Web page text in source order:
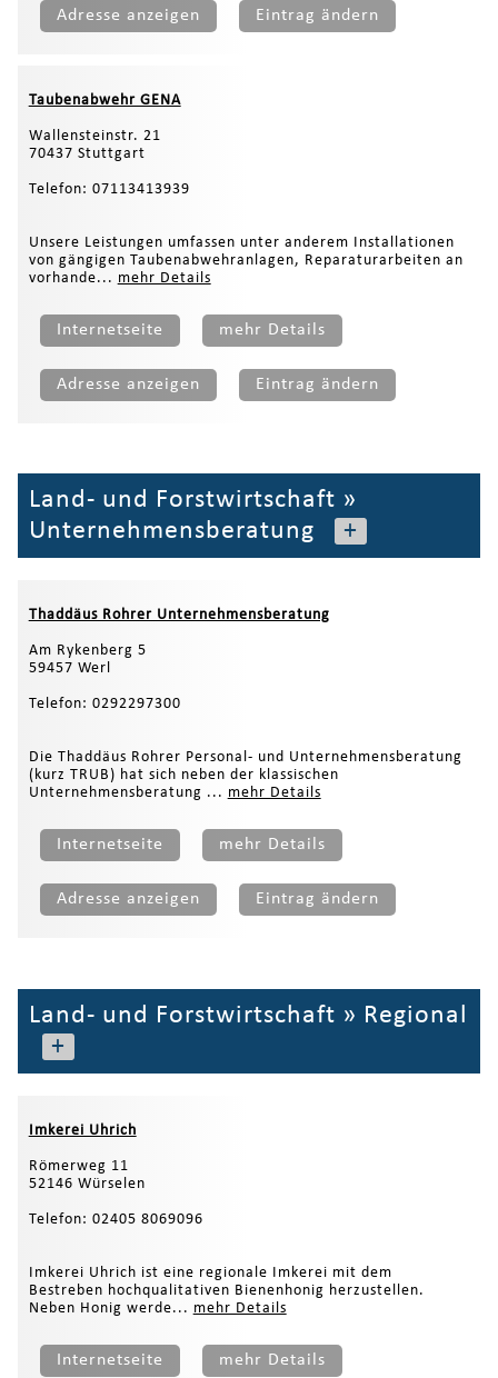
Adresse anzeigen Eintrag ändern
Taubenabwehr GENA
Wallensteinstr. 21
70437 Stuttgart
Telefon: 07113413939
Unsere Leistungen umfassen unter anderem Installationen
von gängigen Taubenabwehranlagen, Reparaturarbeiten an
vorhande... mehr Details
Internetseite mehr Details
Adresse anzeigen Eintrag ändern
Land- und Forstwirtschaft »
Unternehmensberatung
+
Thaddäus Rohrer Unternehmensberatung
Am Rykenberg 5
59457 Werl
Telefon: 0292297300
Die Thaddäus Rohrer Personal- und Unternehmensberatung
(kurz TRUB) hat sich neben der klassischen
Unternehmensberatung ... mehr Details
Internetseite mehr Details
Adresse anzeigen Eintrag ändern
Land- und Forstwirtschaft » Regional
+
Imkerei Uhrich
Römerweg 11
52146 Würselen
Telefon: 02405 8069096
Imkerei Uhrich ist eine regionale Imkerei mit dem
Bestreben hochqualitativen Bienenhonig herzustellen.
Neben Honig werde... mehr Details
Internetseite mehr Details